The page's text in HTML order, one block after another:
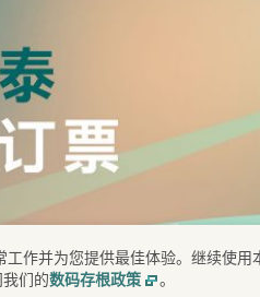
作并为您提供最佳体验。继续使
们的数码存根政策 。